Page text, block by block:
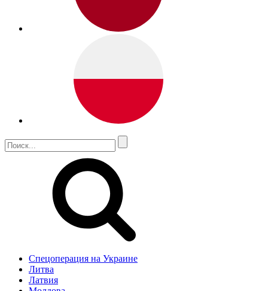
Спецоперация на Украине
Литва
Латвия